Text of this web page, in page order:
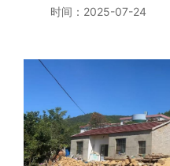
时间：2025-07-24